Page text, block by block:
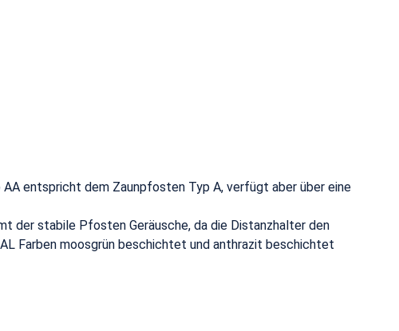
entspricht dem Zaunpfosten Typ A, verfügt aber über eine
der stabile Pfosten Geräusche, da die Distanzhalter den
Farben moosgrün beschichtet und anthrazit beschichtet